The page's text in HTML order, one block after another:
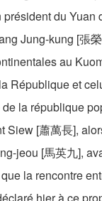
du Yuan
Jung-kung [張
au
République et
la république
Siew [蕭萬長],
jeou [馬英九],
la rencontre